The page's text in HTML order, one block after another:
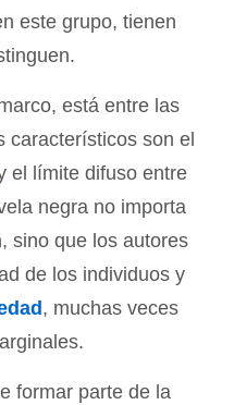
este grupo, tienen
está entre las
característicos son el
el límite difuso entre
negra no importa
sino que los autores
de los individuos y
, muchas veces
formar parte de la